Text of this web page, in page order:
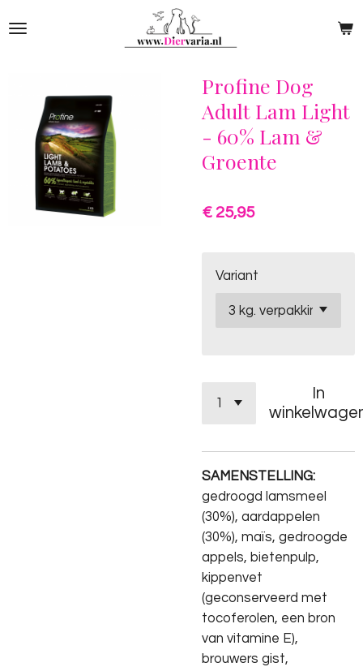
direct
hoofdinhoud
Profine Dog
Adult Lam Light
- 60% Lam &
Groente
€ 25,95
Variant
In
SAMENSTELLING:
gedroogd lamsmeel
(30%), aardappelen
(30%), maïs, gedroogde
appels, bietenpulp,
kippenvet
(geconserveerd met
tocoferolen, een bron
van vitamine E),
brouwers gist,